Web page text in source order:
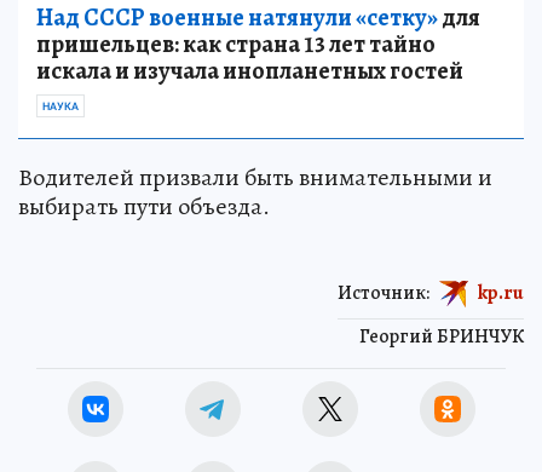
Над СССР военные натянули «сетку»для
пришельцев: как страна 13 лет тайно
искала и изучала инопланетных гостей
НАУКА
Водителей призвали быть внимательными и
выбирать пути объезда.
Георгий БРИНЧУК
Источник: kp.ru